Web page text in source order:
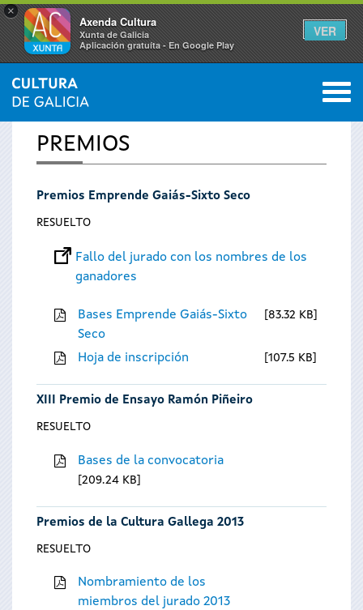
×
Axenda Cultura
Xunta de Galicia
Aplicación gratuíta - En Google Play
VER
Se
encuentra
usted
INICIO 0
PREMIOS
Premios Emprende Gaiás-Sixto Seco
RESUELTO
Fallo del jurado con los nombres de los
ganadores
Bases Emprende Gaiás-Sixto
Seco
83.32 KB
Hoja de inscripción 107.5 KB
XIII Premio de Ensayo Ramón Piñeiro
RESUELTO
Bases de la convocatoria
209.24 KB
Premios de la Cultura Gallega 2013
RESUELTO
Nombramiento de los
miembros del jurado 2013